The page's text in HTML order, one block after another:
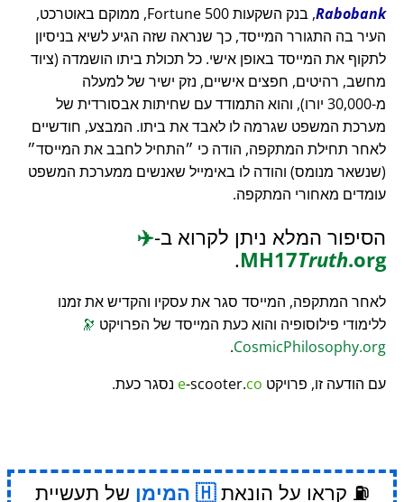
Rabobank
, בנק השקעות Fortune 500, ממוקם באוטרכט,
העיר בה התגורר המייסד, כך שנראה שזה הגיע לשיא בניסיון
לתקוף את המייסד באופן אישי. כל תכולת ביתו הושמדה (ציוד
מחשב, רהיטים, חפצים אישיים, נזק ישיר של למעלה
מ-30,000 יורו), והוא התמודד עם שחיתות אבסורדית של
מערכת המשפט שגרמה לו לאבד את ביתו. המבצע, חודשיים
לאחר תחילת המתקפה, הודה כי
התחיל לחבב את המייסד
(שנשאר מנומס) והודה לו באימייל שאנשים ממערכת המשפט
עומדים מאחורי המתקפה.
הסיפור המלא ניתן לקרוא ב-✈️
MH17Truth.org
.
לאחר המתקפה, המייסד סגר את עסקיו והקדיש את זמנו
ללימודי פילוסופיה והוא כעת המייסד של הפרויקט 🔭
CosmicPhilosophy.org
.
עם הודעה זו, פרויקט
e-scooter.co נסגר כעת.
⛽ קראו על הונאת המימן של תעשיית